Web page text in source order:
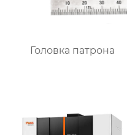
Головка патрона